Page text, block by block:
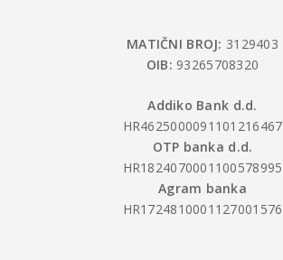
MATIČNI BROJ: 3129403
OIB: 93265708320
Addiko Bank d.d.
HR4625000091101216467
OTP banka d.d.
HR1824070001100578995
Agram banka
HR1724810001127001576